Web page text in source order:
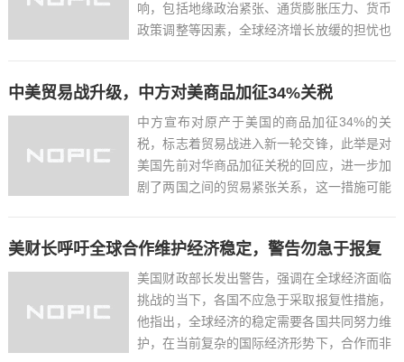
响，包括地缘政治紧张、通货膨胀压力、货币
政策调整等因素，全球经济增长放缓的担忧也
股市波动，整体而言，美股期指的大幅下跌反
映了市场对未来经济前景...
中美贸易战升级，中方对美商品加征34%关税
中方宣布对原产于美国的商品加征34%的关
税，标志着贸易战进入新一轮交锋，此举是对
美国先前对华商品加征关税的回应，进一步加
剧了两国之间的贸易紧张关系，这一措施可能
持续，未来走向仍不明朗。...
美财长呼吁全球合作维护经济稳定，警告勿急于报复
美国财政部长发出警告，强调在全球经济面临
挑战的当下，各国不应急于采取报复性措施，
他指出，全球经济的稳定需要各国共同努力维
护，在当前复杂的国际经济形势下，合作而非